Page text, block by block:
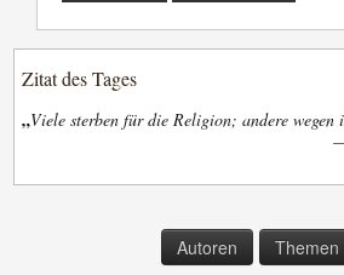
Zitat des Tages
„Viele sterben für die Religion; andere wegen
Autoren Themen